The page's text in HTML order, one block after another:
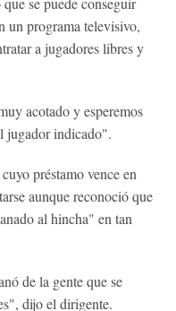
un programa televisivo,
a jugadores libres y
acotado y esperemos
jugador indicado".
préstamo vence en
aunque reconoció que
al hincha" en tan
de la gente que se
dijo el dirigente.